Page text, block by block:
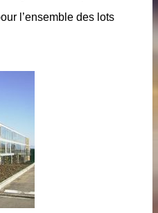
l’ensemble des lots